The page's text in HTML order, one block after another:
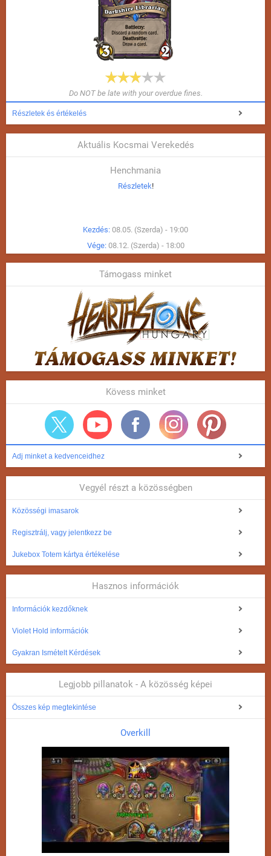
Do NOT be late with your overdue fines.
Részletek és értékelés
Aktuális Kocsmai Verekedés
Henchmania
Részletek!
Kezdés: 08.05. (Szerda) - 19:00
Vége: 08.12. (Szerda) - 18:00
Támogass minket
Kövess minket
Adj minket a kedvenceidhez
Vegyél részt a közösségben
Közösségi imasarok
Regisztrálj, vagy jelentkezz be
Jukebox Totem kártya értékelése
Hasznos információk
Információk kezdőknek
Violet Hold információk
Gyakran Ismételt Kérdések
Legjobb pillanatok - A közösség képei
Összes kép megtekintése
Overkill